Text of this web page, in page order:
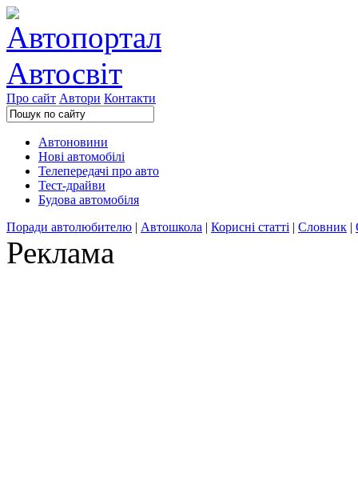
Про сайт Автори Контакти
Автоновини
Нові автомобілі
Телепередачі про авто
Тест-драйви
Будова автомобіля
Поради автолюбителю | Автошкола | Корисні статті | Словник |
Реклама